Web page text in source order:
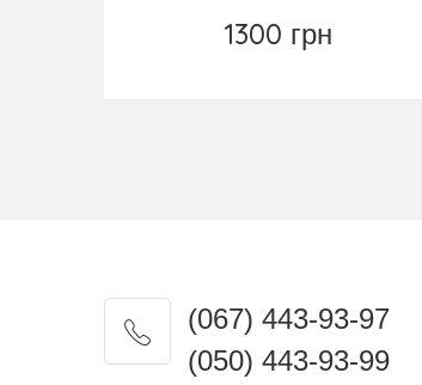
1300 грн
(067) 443-93-97
(050) 443-93-99